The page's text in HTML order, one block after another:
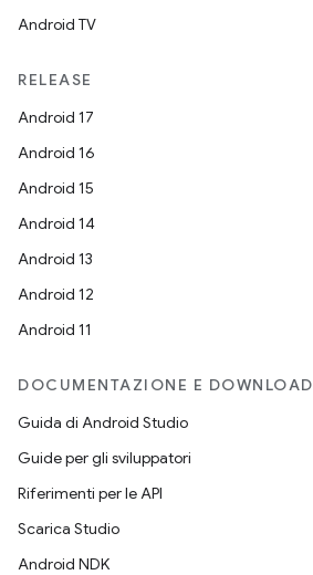
Android TV
RELEASE
Android 17
Android 16
Android 15
Android 14
Android 13
Android 12
Android 11
DOCUMENTAZIONE E DOWNLOAD
Guida di Android Studio
Guide per gli sviluppatori
Riferimenti per le API
Scarica Studio
Android NDK